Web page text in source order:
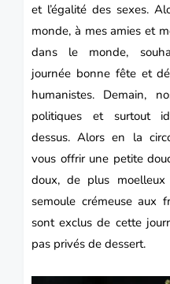
et l’égalité des sexes.
monde, à mes amies et
dans le monde,
journée bonne fête et
humanistes. Demain,
politiques et surtout
dessus. Alors en la
vous offrir une petite
doux, de plus
semoule crémeuse aux
sont exclus de cette
pas privés de dessert.